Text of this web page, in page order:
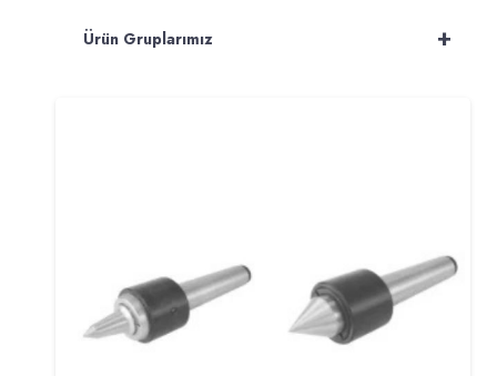
+
Ürün Gruplarımız